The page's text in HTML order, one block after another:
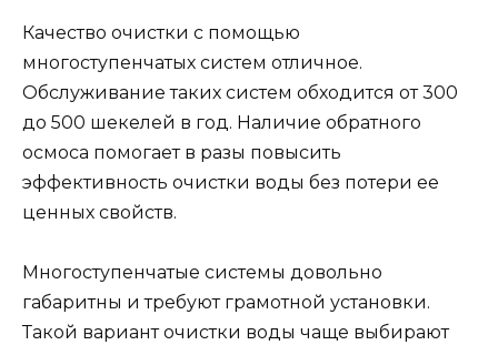
Качество очистки с помощью
многоступенчатых систем отличное.
Обслуживание таких систем обходится от 300
до 500 шекелей в год. Наличие обратного
осмоса помогает в разы повысить
эффективность очистки воды без потери ее
ценных свойств.
Многоступенчатые системы довольно
габаритны и требуют грамотной установки.
Такой вариант очистки воды чаще выбирают